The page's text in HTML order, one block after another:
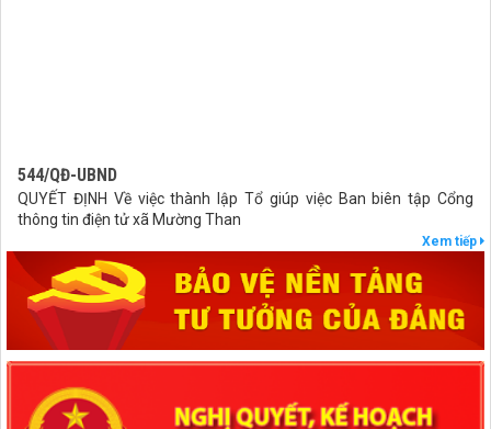
QUYẾT ĐỊNH Về việc thành lập Tổ giúp việc Ban biên tập Cổng
thông tin điện tử xã Mường Than
lượt xem: 39 | lượt tải:20
407/QĐ-UBND
QUYẾT ĐỊNH Kiện toàn Ban biên tập Cổng thông tin điện tử xã
Mường Than
lượt xem: 44 | lượt tải:27
Nghị quyết Thông qua chủ trương sắp xếp đơn vị hành chính cấp xã
của tỉnh Lai Châu năm 2025
Xem tiếp